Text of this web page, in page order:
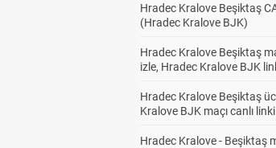
Hradec Kralove Beşiktaş
(Hradec Kralove BJK)
Hradec Kralove Beşiktaş
izle, Hradec Kralove BJK
Hradec Kralove Beşiktaş
Kralove BJK maçı canlı linki
Hradec Kralove - Beşiktaş